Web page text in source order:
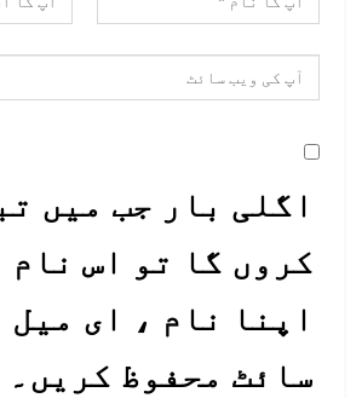
اگلی بار جب میں
کروں گا تو اس نام
اپنا نام ، ای
سائٹ محفوظ کریں۔